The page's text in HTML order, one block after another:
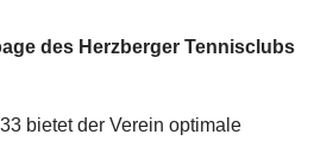
des Herzberger Tennisclubs
bietet der Verein optimale